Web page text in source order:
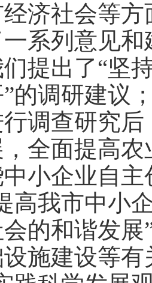
济社会等
系列意见
提出了“坚
的调研建议
调查研究
全面提高
小企业自
高我市中小
的和谐发
施建设等